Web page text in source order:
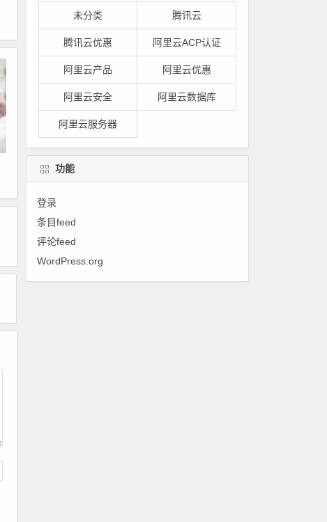
未分类 腾讯云
腾讯云优惠 阿里云ACP认证
阿里云产品 阿里云优惠
阿里云安全 阿里云数据库
阿里云服务器
功能
登录
条目feed
评论feed
WordPress.org